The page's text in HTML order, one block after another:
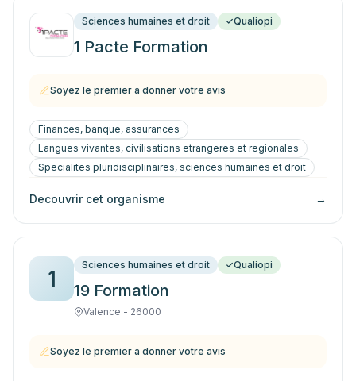
Sciences humaines et droit Qualiopi
1 Pacte Formation
Soyez le premier a donner votre avis
Finances, banque, assurances
Langues vivantes, civilisations etrangeres et regionales
Specialites pluridisciplinaires, sciences humaines et droit
Decouvrir cet organisme →
1
Sciences humaines et droit Qualiopi
19 Formation
Valence - 26000
Soyez le premier a donner votre avis